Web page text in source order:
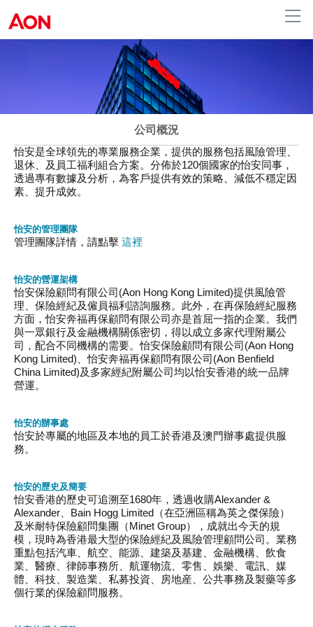
公司概況
怡安是全球領先的專業服務企業，提供的服務包括風險管理、
退休、及員工福利組合方案。分佈於120個國家的怡安同事，
透過專有數據及分析，為客戶提供有效的策略、減低不穩定因
素、提升成效。
怡安的管理團隊
管理團隊詳情，請點擊 這裡
怡安的營運架構
怡安保險顧問有限公司(Aon Hong Kong Limited)提供風險管
理、保險經紀及僱員福利諮詢服務。此外，在再保險經紀服務
方面，怡安奔福再保顧問有限公司亦是首屈一指的企業。我們
與一眾銀行及金融機構關係密切，得以成立多家代理附屬公
司，配合不同機構的需要。怡安保險顧問有限公司(Aon Hong
Kong Limited)、怡安奔福再保顧問有限公司(Aon Benfield
China Limited)及多家經紀附屬公司均以怡安香港的統一品牌
營運。
怡安的辦事處
怡安於專屬的地區及本地的員工於香港及澳門辦事處提供服
務。
怡安的歷史及簡要
怡安香港的歷史可追溯至1680年，透過收購Alexander &
Alexander、Bain Hogg Limited（在亞洲區稱為英之傑保險）
及米耐特保險顧問集團（Minet Group），成就出今天的規
模，現時為香港最大型的保險經紀及風險管理顧問公司。業務
重點包括汽車、航空、能源、建築及基建、金融機構、飲食
業、醫療、律師事務所、航運物流、零售、娛樂、電訊、媒
體、科技、製造業、私募投資、房地産、公共事務及製藥等多
個行業的保險顧問服務。